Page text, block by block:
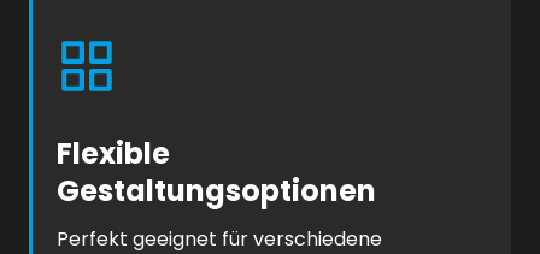
Flexible
Gestaltungsoptionen
Perfekt geeignet für verschiedene